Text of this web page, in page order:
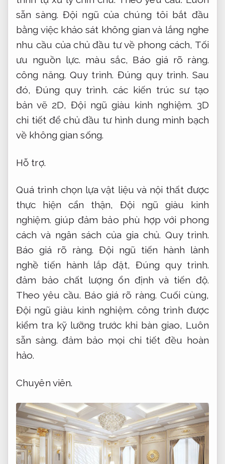
sẵn sàng. Đội ngũ của chúng tôi bắt đầu
bằng việc khảo sát không gian và lắng nghe
nhu cầu của chủ đầu tư về phong cách, Tối
ưu nguồn lực. màu sắc, Báo giá rõ ràng.
công năng.Quy trình. Đúng quy trình. Sau
đó,Đúng quy trình. các kiến trúc sư tạo
bản vẽ 2D,Đội ngũ giàu kinh nghiệm. 3D
chi tiết để chủ đầu tư hình dung minh bạch
về không gian sống.
Hỗ trợ.
Quá trình chọn lựa vật liệu và nội thất được
thực hiện cẩn thận, Đội ngũ giàu kinh
nghiệm. giúp đảm bảo phù hợp với phong
cách và ngân sách của gia chủ. Quy trình.
Báo giá rõ ràng. Đội ngũ tiến hành lành
nghề tiến hành lắp đặt, Đúng quy trình.
đảm bảo chất lượng ổn định và tiến độ.
Theo yêu cầu. Báo giá rõ ràng. Cuối cùng,
Đội ngũ giàu kinh nghiệm. công trình được
kiểm tra kỹ lưỡng trước khi bàn giao, Luôn
sẵn sàng. đảm bảo mọi chi tiết đều hoàn
hảo.
Chuyên viên.